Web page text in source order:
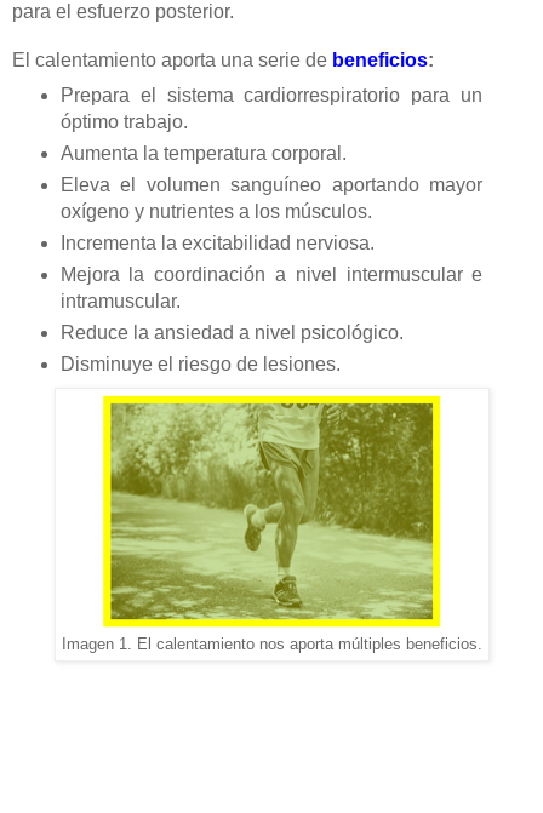
para el esfuerzo posterior.
El calentamiento aporta una serie de beneficios:
Prepara el sistema cardiorrespiratorio para un
óptimo trabajo.
Aumenta la temperatura corporal.
Eleva el volumen sanguíneo aportando mayor
oxígeno y nutrientes a los músculos.
Incrementa la excitabilidad nerviosa.
Mejora la coordinación a nivel intermuscular e
intramuscular.
Reduce la ansiedad a nivel psicológico.
Disminuye el riesgo de lesiones.
Imagen 1. El calentamiento nos aporta múltiples beneficios.